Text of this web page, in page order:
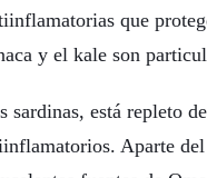
que
y el kale son
está repleto
Aparte